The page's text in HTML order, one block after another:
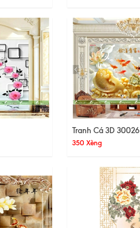
Tranh Cá 3D 30026
350 Xèng